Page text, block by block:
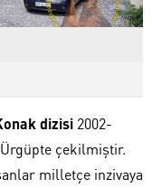
dizisi 2002-
Ürgüpte çekilmiştir.
milletçe inzivaya